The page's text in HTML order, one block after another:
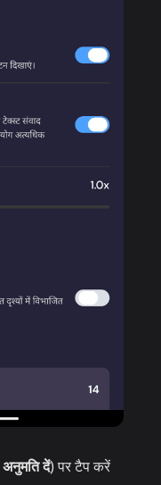
अनुमति दें) पर टैप करें